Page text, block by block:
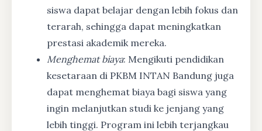
siswa dapat belajar dengan lebih fokus dan
terarah, sehingga dapat meningkatkan
prestasi akademik mereka.
Menghemat biaya: Mengikuti pendidikan
kesetaraan di PKBM INTAN Bandung juga
dapat menghemat biaya bagi siswa yang
ingin melanjutkan studi ke jenjang yang
lebih tinggi. Program ini lebih terjangkau